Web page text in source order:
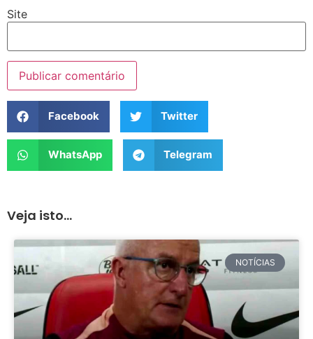
Site
Facebook Twitter
WhatsApp Telegram
Veja isto...
NOTÍCIAS